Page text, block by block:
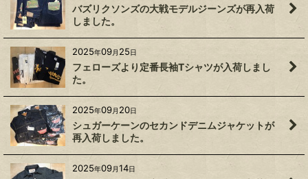
バズリクソンズの大戦モデルジーンズが再入荷
しました。
2025年09月 25日
フェローズより定番長袖Tシャツが入荷しまし
た。
2025年09月 20日
シュガーケーンのセカンドデニムジャケットが
再入荷しました。
2025年09月14日